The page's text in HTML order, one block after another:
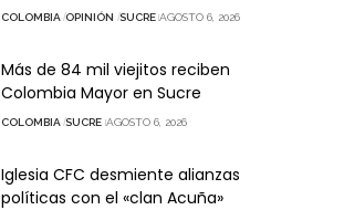
COLOMBIA OPINIÓN SUCRE AGOSTO 6, 2026
Más de 84 mil viejitos reciben
Colombia Mayor en Sucre
COLOMBIA SUCRE AGOSTO 6, 2026
Iglesia CFC desmiente alianzas
políticas con el «clan Acuña»